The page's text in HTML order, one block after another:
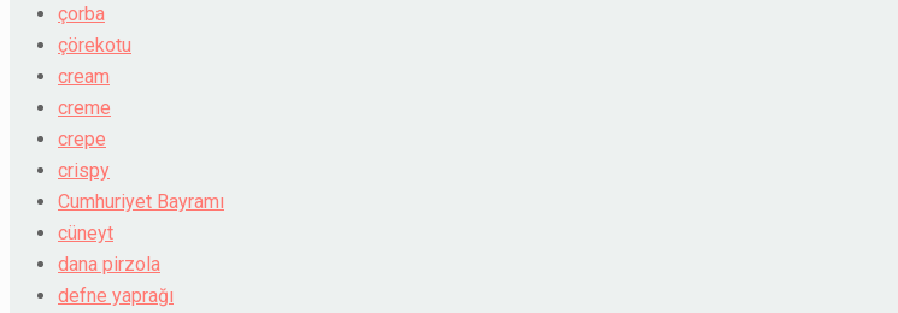
çorba
çörekotu
cream
creme
crepe
crispy
Cumhuriyet Bayramı
cüneyt
dana pirzola
defne yaprağı